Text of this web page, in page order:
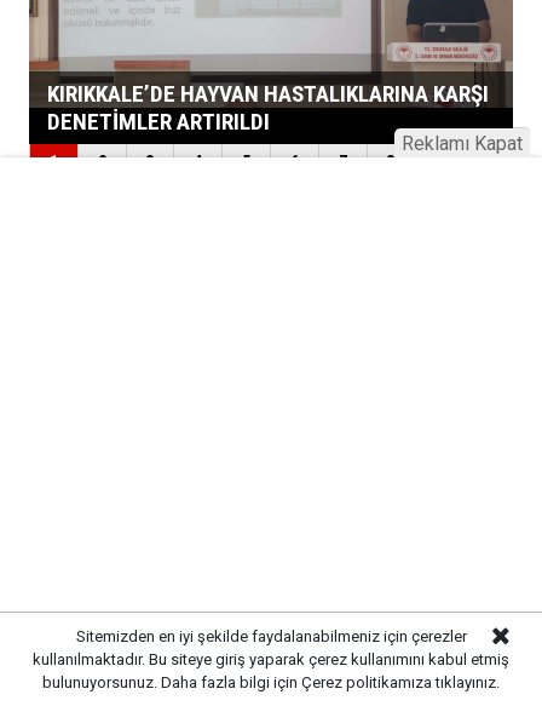
Yayınlanma: 07 Ağustos 2026 Cuma 11:08
Sitemizden en iyi şekilde faydalanabilmeniz için çerezler
kullanılmaktadır. Bu siteye giriş yaparak çerez kullanımını kabul etmiş
bulunuyorsunuz. Daha fazla bilgi için Çerez politikamıza tıklayınız.
Reklamı Kapat